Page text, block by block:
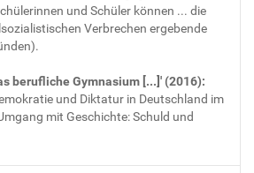
und Schüler können ... die
Verbrechen ergebende
berufliche Gymnasium [...]' (2016):
und Diktatur in Deutschland im
mit Geschichte: Schuld und